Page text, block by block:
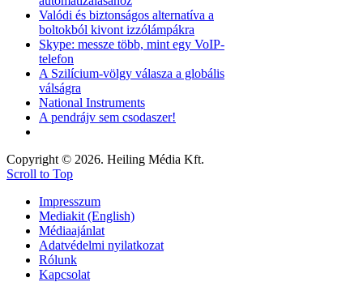
Valódi és biztonságos alternatíva a
boltokból kivont izzólámpákra
Skype: messze több, mint egy VoIP-
telefon
A Szilícium-völgy válasza a globális
válságra
National Instruments
A pendrájv sem csodaszer!
Copyright © 2026. Heiling Média Kft.
Scroll to Top
Impresszum
Mediakit (English)
Médiaajánlat
Adatvédelmi nyilatkozat
Rólunk
Kapcsolat